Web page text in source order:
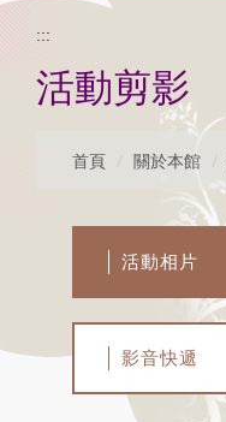
區
塊
:::
活動剪影
首頁 關於本館
活動相片
影音快遞